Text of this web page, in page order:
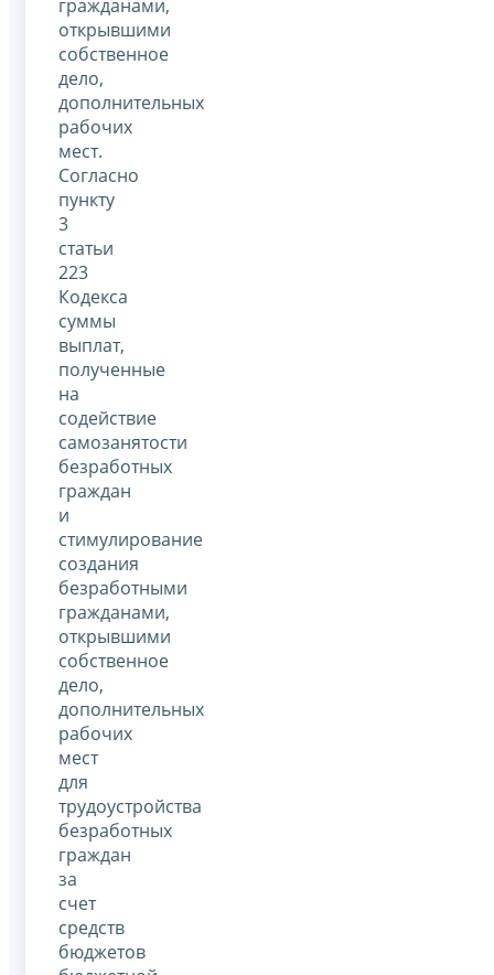
гражданами,
открывшими
собственное
дело,
дополнительных
рабочих
мест.
Согласно
пункту
3
статьи
223
Кодекса
суммы
выплат,
полученные
на
содействие
самозанятости
безработных
граждан
и
стимулирование
создания
безработными
гражданами,
открывшими
собственное
дело,
дополнительных
рабочих
мест
для
трудоустройства
безработных
граждан
за
счет
средств
бюджетов